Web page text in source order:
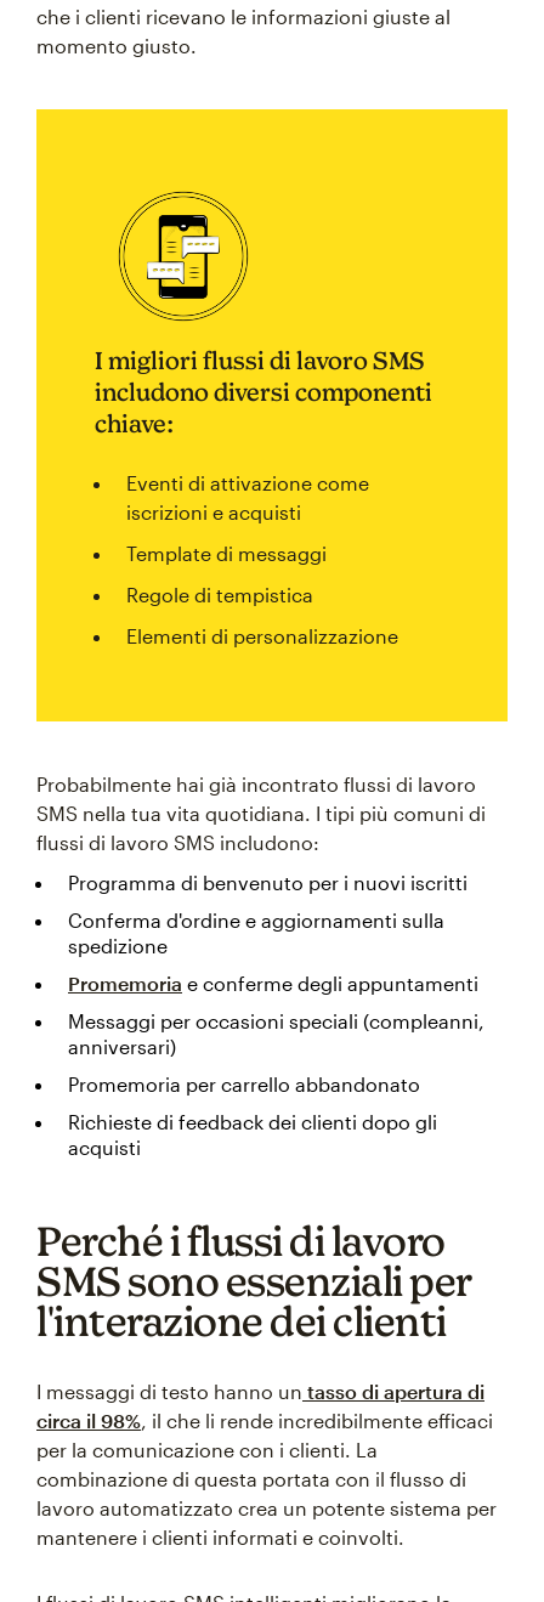
che i clienti ricevano le informazioni giuste al
momento giusto.
I migliori flussi di lavoro SMS
includono diversi componenti
chiave:
Eventi di attivazione come
iscrizioni e acquisti
Template di messaggi
Regole di tempistica
Elementi di personalizzazione
Probabilmente hai già incontrato flussi di lavoro
SMS nella tua vita quotidiana. I tipi più comuni di
flussi di lavoro SMS includono:
Programma di benvenuto per i nuovi iscritti
Conferma d'ordine e aggiornamenti sulla
spedizione
Promemoria e conferme degli appuntamenti
Messaggi per occasioni speciali (compleanni,
anniversari)
Promemoria per carrello abbandonato
Richieste di feedback dei clienti dopo gli
acquisti
Perché i flussi di lavoro
SMS sono essenziali per
l'interazione dei clienti
I messaggi di testo hanno un tasso di apertura di
circa il 98%, il che li rende incredibilmente efficaci
per la comunicazione con i clienti. La
combinazione di questa portata con il flusso di
lavoro automatizzato crea un potente sistema per
mantenere i clienti informati e coinvolti.